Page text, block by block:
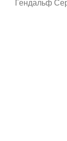
Гендальф